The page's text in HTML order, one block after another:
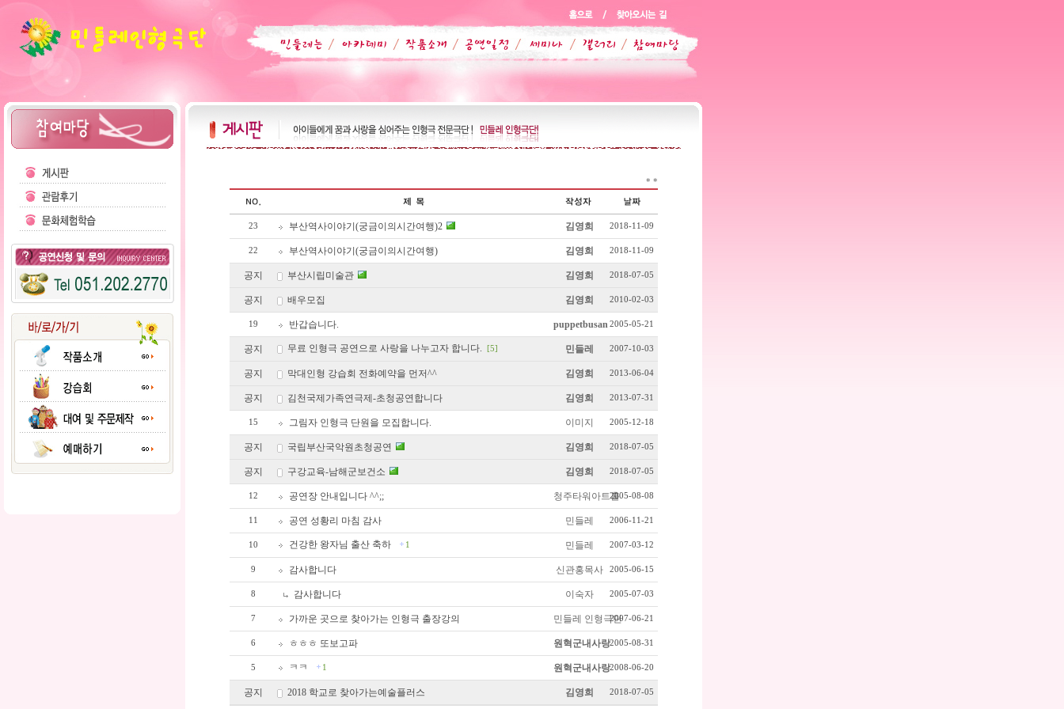
* *
23 부산역사이야기(궁금이의시간여행)2 김영희 2018-11-09
22 부산역사이야기(궁금이의시간여행) 김영희 2018-11-09
공지 부산시립미술관 김영희 2018-07-05
공지 배우모집 김영희 2010-02-03
19 반갑습니다. puppetbusan 2005-05-21
공지 무료 인형극 공연으로 사랑을 나누고자 합니다. [5] 민들레 2007-10-03
공지 막대인형 강습회 전화예약을 먼저^^ 김영희 2013-06-04
공지 김천국제가족연극제-초청공연합니다 김영희 2013-07-31
15 그림자 인형극 단원을 모집합니다. 이미지 2005-12-18
공지 국립부산국악원초청공연 김영희 2018-07-05
공지 구강교육-남해군보건소 김영희 2018-07-05
12 공연장 안내입니다 ^^;; 청주타워아트홀2005-08-08
11 공연 성황리 마침 감사 민들레 2006-11-21
10 건강한 왕자님 출산 축하 1 민들레 2007-03-12
9 감사합니다 신관홍목사 2005-06-15
8 감사합니다 이숙자 2005-07-03
7 가까운 곳으로 찾아가는 인형극 출장강의 민들레 인형극단2007-06-21
6 ㅎㅎㅎ 또보고파 원혁군내사랑2005-08-31
5 ㅋㅋ 1 원혁군내사랑2008-06-20
공지 2018 학교로 찾아가는예술플러스 김영희 2018-07-05